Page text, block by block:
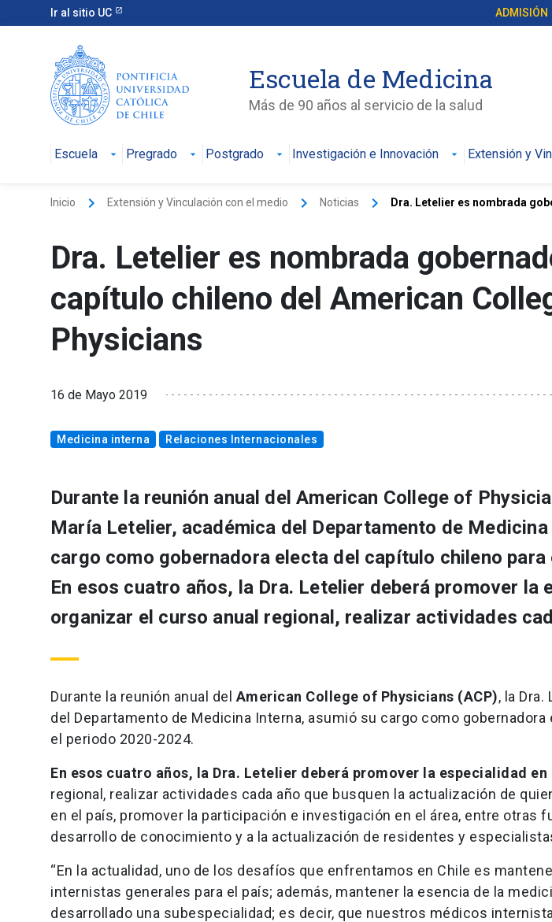
Ir al sitio UC ADMISIÓN
Escuela de Medicina
Más de 90 años al servicio de la salud
Escuela Pregrado Postgrado Investigación e Innovación Extensión y
Inicio keyboard_arrow_right Extensión y Vinculación con el medio keyboard_arrow_right Noticias keyboard_arrow_right Dra. Letelier es nombrada
Dra. Letelier es nombrada
capítulo chileno del American
Physicians
16 de Mayo 2019
Medicina interna Relaciones Internacionales
Durante la reunión anual del American College of
María Letelier, académica del Departamento de
cargo como gobernadora electa del capítulo chileno
En esos cuatro años, la Dra. Letelier deberá promover la
organizar el curso anual regional, realizar actividades
Durante la reunión anual del American College of Physicians (ACP), la
del Departamento de Medicina Interna, asumió su cargo como
el periodo 2020-2024.
En esos cuatro años, la Dra. Letelier deberá promover la especialidad en
regional, realizar actividades cada año que busquen la actualización de
en el país, promover la participación e investigación en el área, entre otras
desarrollo de conocimiento y a la actualización de residentes y
“En la actualidad, uno de los desafíos que enfrentamos en Chile es
internistas generales para el país; además, mantener la esencia de la
desarrollado una subespecialidad; es decir, que nuestros médicos